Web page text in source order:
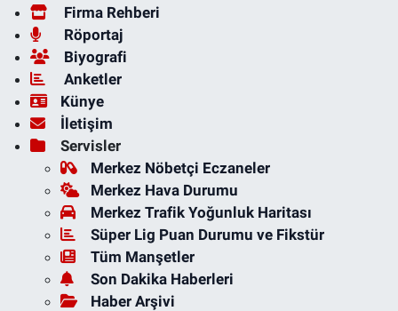
Firma Rehberi
Röportaj
Biyografi
Anketler
Künye
İletişim
Servisler
Merkez Nöbetçi Eczaneler
Merkez Hava Durumu
Merkez Trafik Yoğunluk Haritası
Süper Lig Puan Durumu ve Fikstür
Tüm Manşetler
Son Dakika Haberleri
Haber Arşivi